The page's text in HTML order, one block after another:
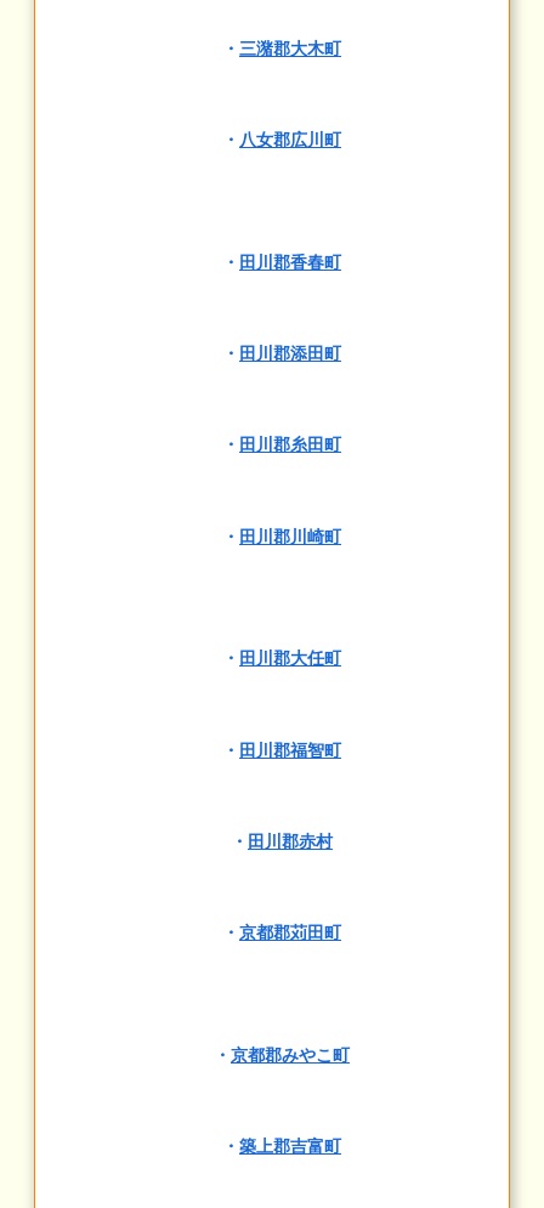
・ 三潴郡大木町
・ 八女郡広川町
・ 田川郡香春町
・ 田川郡添田町
・ 田川郡糸田町
・ 田川郡川崎町
・ 田川郡大任町
・ 田川郡福智町
・ 田川郡赤村
・ 京都郡苅田町
・ 京都郡みやこ町
・ 築上郡吉富町